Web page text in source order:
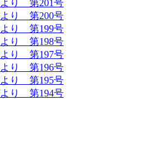
より 第201号
より 第200号
より 第199号
より 第198号
より 第197号
より 第196号
より 第195号
より 第194号